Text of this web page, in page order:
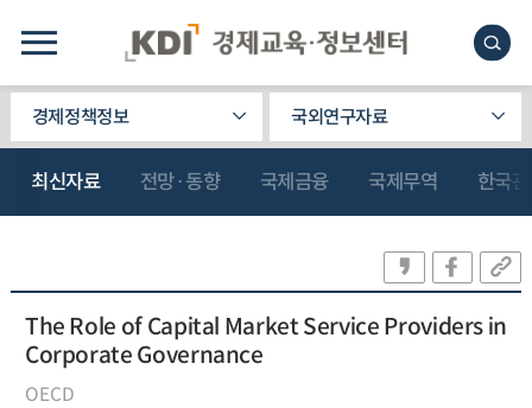
경제정책정보 국외연구자료
최신자료 전망·동향 국제금융 국제무역 한국
The Role of Capital Market Service Providers in
Corporate Governance
OECD